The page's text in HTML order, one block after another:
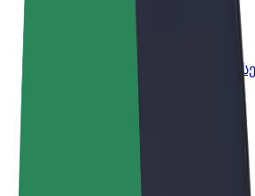
Bolt-ის პროდუქტები და